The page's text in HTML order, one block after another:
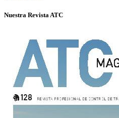
Nuestra Revista ATC